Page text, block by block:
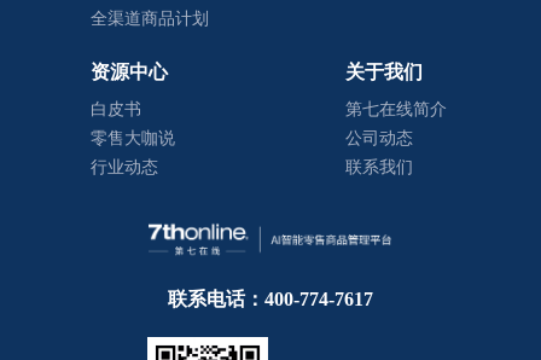
全渠道商品计划
资源中心
白皮书
零售大咖说
行业动态
关于我们
第七在线简介
公司动态
联系我们
联系电话：400-774-7617